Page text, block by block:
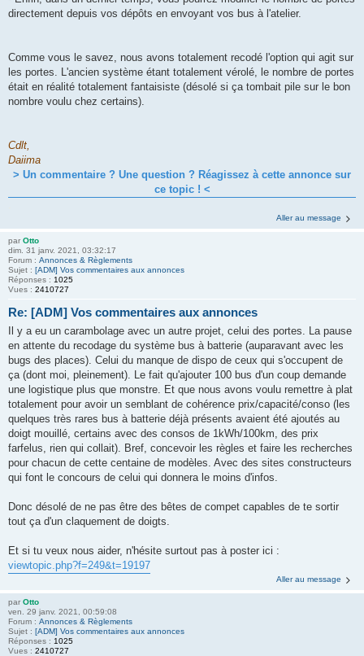
directement depuis vos dépôts en envoyant vos bus à l'atelier.
Comme vous le savez, nous avons totalement recodé l'option qui agit sur
les portes. L'ancien système étant totalement vérolé, le nombre de portes
était en réalité totalement fantaisiste (désolé si ça tombait pile sur le bon
nombre voulu chez certains).
Cdlt,
Daiima
> Un commentaire ? Une question ? Réagissez à cette annonce sur
ce topic ! <
Aller au message
par Otto
dim. 31 janv. 2021, 03:32:17
Forum : Annonces & Règlements
Sujet : [ADM] Vos commentaires aux annonces
Réponses : 1025
Vues : 2410727
Re: [ADM] Vos commentaires aux annonces
Il y a eu un carambolage avec un autre projet, celui des portes. La pause
en attente du recodage du système bus à batterie (auparavant avec les
bugs des places). Celui du manque de dispo de ceux qui s'occupent de
ça (dont moi, pleinement). Le fait qu'ajouter 100 bus d'un coup demande
une logistique plus que monstre. Et que nous avons voulu remettre à plat
totalement pour avoir un semblant de cohérence prix/capacité/conso (les
quelques très rares bus à batterie déjà présents avaient été ajoutés au
doigt mouillé, certains avec des consos de 1kWh/100km, des prix
farfelus, rien qui collait). Bref, concevoir les règles et faire les recherches
pour chacun de cette centaine de modèles. Avec des sites constructeurs
qui font le concours de celui qui donnera le moins d'infos.
Donc désolé de ne pas être des bêtes de compet capables de te sortir
tout ça d'un claquement de doigts.
Et si tu veux nous aider, n'hésite surtout pas à poster ici :
viewtopic.php?f=249&t=19197
Aller au message
par Otto
ven. 29 janv. 2021, 00:59:08
Forum : Annonces & Règlements
Sujet : [ADM] Vos commentaires aux annonces
Réponses : 1025
Vues : 2410727